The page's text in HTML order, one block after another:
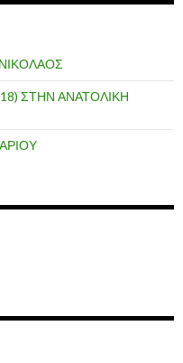
ΣΤΗΝ ΑΝΑΤΟΛΙΚΗ